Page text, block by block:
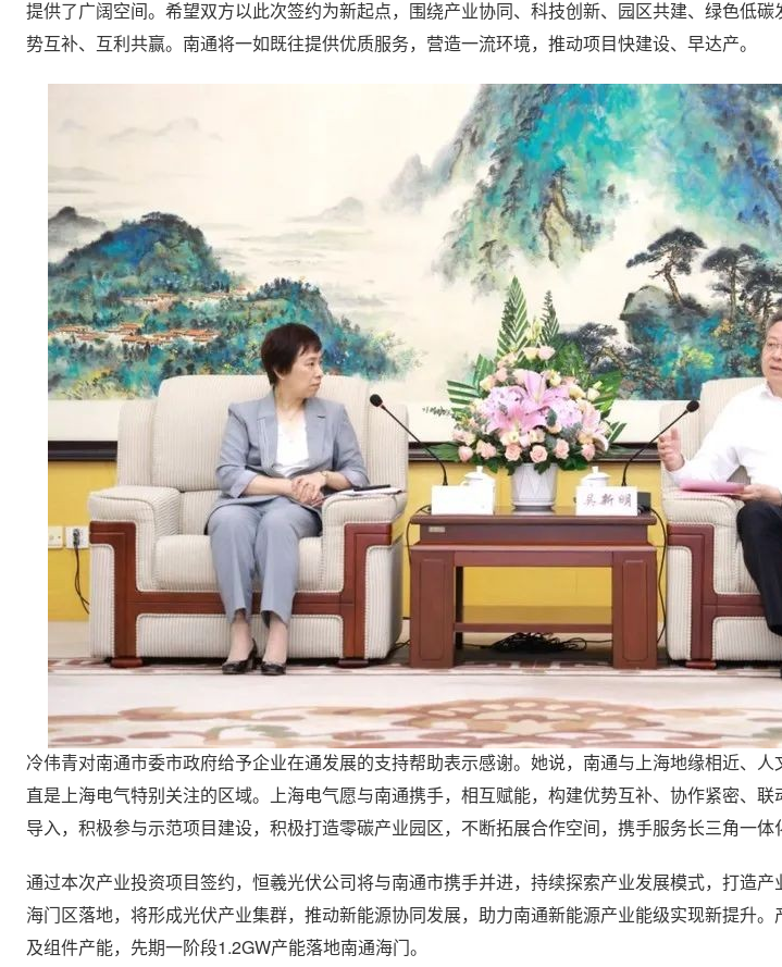
提供了广阔空间。希望双方以此次签约为新起点，围绕产业协同、科技创新、园区共建、绿色低
势互补、互利共赢。南通将一如既往提供优质服务，营造一流环境，推动项目快建设、早达产。
冷伟青对南通市委市政府给予企业在通发展的支持帮助表示感谢。她说，南通与上海地缘相近、
直是上海电气特别关注的区域。上海电气愿与南通携手，相互赋能，构建优势互补、协作紧密、
导入，积极参与示范项目建设，积极打造零碳产业园区，不断拓展合作空间，携手服务长三角一体
通过本次产业投资项目签约，恒羲光伏公司将与南通市携手并进，持续探索产业发展模式，打造
海门区落地，将形成光伏产业集群，推动新能源协同发展，助力南通新能源产业能级实现新提升
及组件产能，先期一阶段1.2GW产能落地南通海门。